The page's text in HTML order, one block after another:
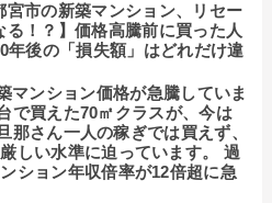
宮市の新築マンション、リセー
る！？】価格高騰前に買った人
年後の「損失額」はどれだけ違
マンション価格が急騰していま
で買えた70㎡クラスが、今は
那さん一人の稼ぎでは買えず、
しい水準に迫っています。 過
ション年収倍率が12倍超に急